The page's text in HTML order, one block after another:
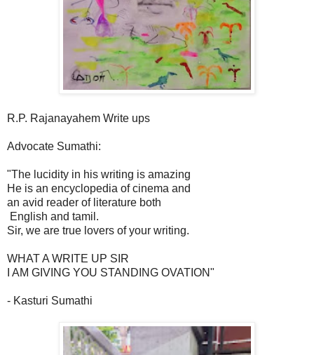
R.P. Rajanayahem Write ups
Advocate Sumathi:
"The lucidity in his writing is amazing
He is an encyclopedia of cinema and
an avid reader of literature both
English and tamil.
Sir, we are true lovers of your writing.
WHAT A WRITE UP SIR
I AM GIVING YOU STANDING OVATION"
- Kasturi Sumathi